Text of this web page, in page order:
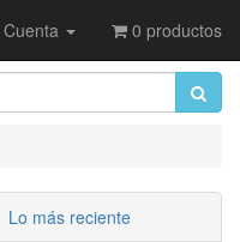
Cuenta 0 productos
Lo más reciente